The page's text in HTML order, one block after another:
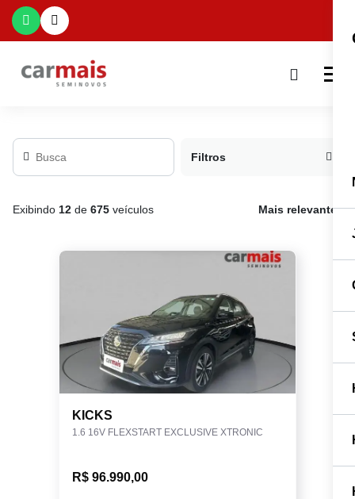
Filtros
Exibindo 12 de 675 veículos Mais relevante
KICKS
1.6 16V FLEXSTART EXCLUSIVE XTRONIC
R$ 96.990,00